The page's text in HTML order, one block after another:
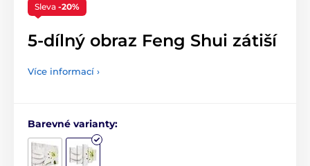
Sleva -20%
5-dílný obraz Feng Shui zátiší
Více informací ›
Barevné varianty: